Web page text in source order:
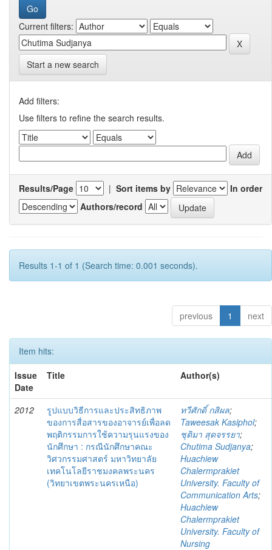
Current filters:
Start a new search
Add filters:
Use filters to refine the search results.
Results/Page | Sort items by
In order
Authors/record
Results 1-1 of 1 (Search time: 0.001 seconds).
previous 1 next
Item hits:
Issue
Date
Title Author(s)
2012
รูปแบบวิธีการและประสิทธิภาพ
ของการสื่อสารของอาจารย์เพื่อลด
พฤติกรรมการใช้ความรุนแรงของ
นักศึกษา : กรณีนักศึกษาคณะ
วิศวกรรมศาสตร์ มหาวิทยาลัย
เทคโนโลยีราชมงคลพระนคร
(วิทยาเขตพระนครเหนือ)
ทวีศักดิ์ กสิผล;
Taweesak Kasiphol;
ชุติมา สุดจรรยา;
Chutima Sudjanya;
Huachiew
Chalermprakiet
University. Faculty of
Communication Arts;
Huachiew
Chalermprakiet
University. Faculty of
Nursing